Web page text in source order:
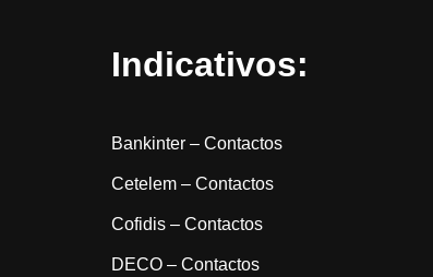
Indicativos:
Bankinter – Contactos
Cetelem – Contactos
Cofidis – Contactos
DECO – Contactos